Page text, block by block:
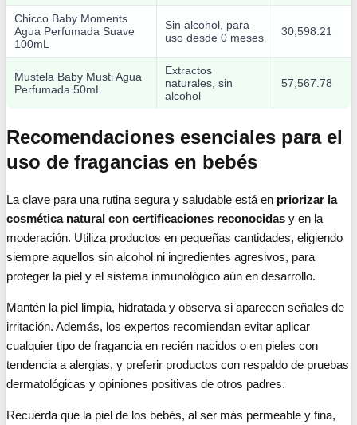
Chicco Baby Moments
Agua Perfumada Suave
100mL
Sin alcohol, para
uso desde 0 meses
30,598.21
Mustela Baby Musti Agua
Perfumada 50mL
Extractos
naturales, sin
alcohol
57,567.78
Recomendaciones esenciales para el
uso de fragancias en bebés
La clave para una rutina segura y saludable está en priorizar la
cosmética natural con certificaciones reconocidas y en la
moderación. Utiliza productos en pequeñas cantidades, eligiendo
siempre aquellos sin alcohol ni ingredientes agresivos, para
proteger la piel y el sistema inmunológico aún en desarrollo.
Mantén la piel limpia, hidratada y observa si aparecen señales de
irritación. Además, los expertos recomiendan evitar aplicar
cualquier tipo de fragancia en recién nacidos o en pieles con
tendencia a alergias, y preferir productos con respaldo de pruebas
dermatológicas y opiniones positivas de otros padres.
Recuerda que la piel de los bebés, al ser más permeable y fina,